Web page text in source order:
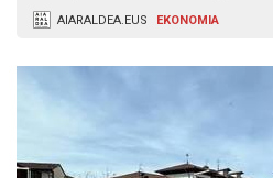
AIARALDEA.EUS EKONOMIA